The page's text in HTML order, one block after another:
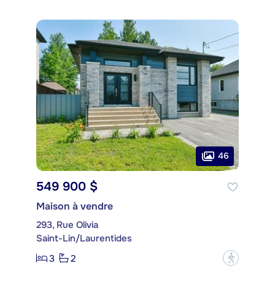
46
549 900 $
Maison à vendre
293, Rue Olivia
Saint-Lin/Laurentides
3
2 ?